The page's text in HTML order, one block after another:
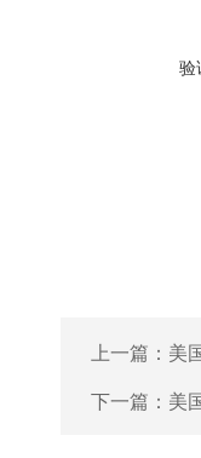
验
上一篇： 美
下一篇： 美